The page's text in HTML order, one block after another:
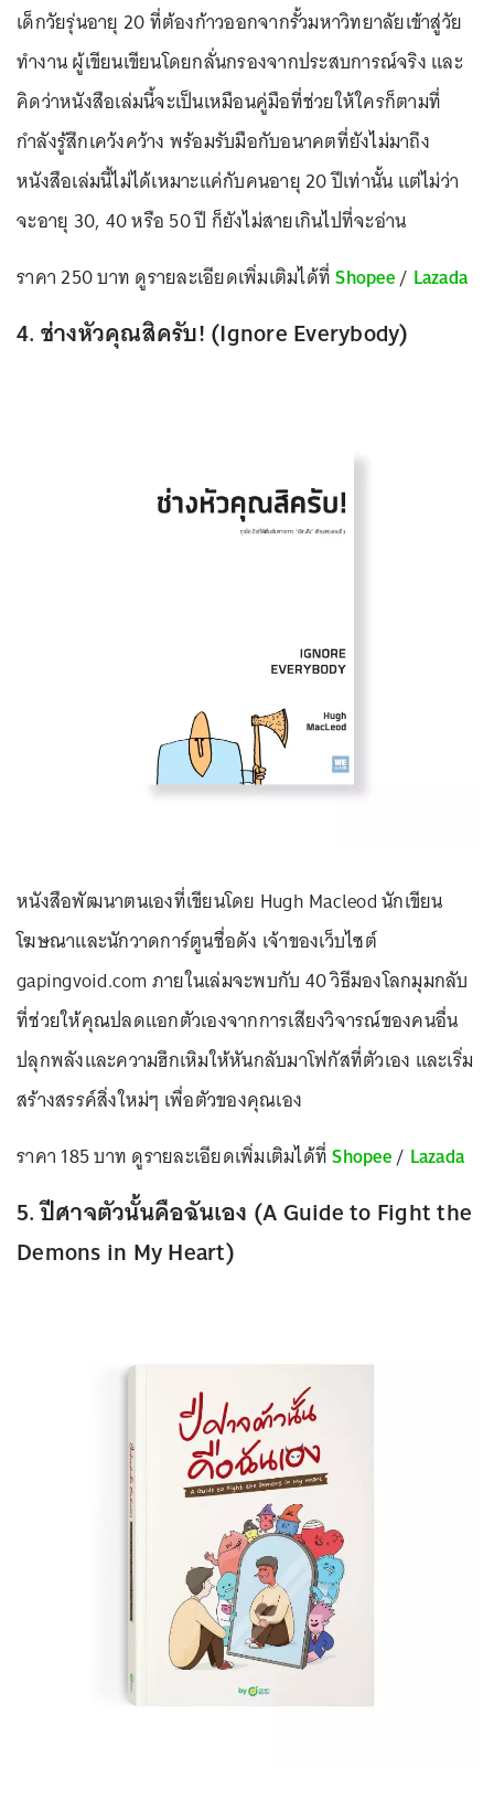
เด็กวัยรุ่นอายุ 20 ที่ต้องก้าวออกจากรั้วมหาวิทยาลัยเข้าสู่วัย
ทำงาน ผู้เขียนเขียนโดยกลั่นกรองจากประสบการณ์จริง และ
คิดว่าหนังสือเล่มนี้จะเป็นเหมือนคู่มือที่ช่วยให้ใครก็ตามที่
กำลังรู้สึกเคว้งคว้าง พร้อมรับมือกับอนาคตที่ยังไม่มาถึง
หนังสือเล่มนี้ไม่ได้เหมาะแค่กับคนอายุ 20 ปีเท่านั้น แต่ไม่ว่า
จะอายุ 30, 40 หรือ 50 ปี ก็ยังไม่สายเกินไปที่จะอ่าน
ราคา 250 บาท ดูรายละเอียดเพิ่มเติมได้ที่Shopee/ Lazada
4. ช่างหัวคุณสิครับ! (Ignore Everybody)
หนังสือพัฒนาตนเองที่เขียนโดย Hugh Macleod นักเขียน
โฆษณาและนักวาดการ์ตูนชื่อดัง เจ้าของเว็บไซต์
gapingvoid.com ภายในเล่มจะพบกับ 40 วิธีมองโลกมุมกลับ
ที่ช่วยให้คุณปลดแอกตัวเองจากการเสียงวิจารณ์ของคนอื่น
ปลุกพลังและความฮึกเหิมให้หันกลับมาโฟกัสที่ตัวเอง และเริ่ม
สร้างสรรค์สิ่งใหม่ๆ เพื่อตัวของคุณเอง
ราคา 185 บาท ดูรายละเอียดเพิ่มเติมได้ที่Shopee/ Lazada
5. ปีศาจตัวนั้นคือฉันเอง (A Guide to Fight the
Demons in My Heart)